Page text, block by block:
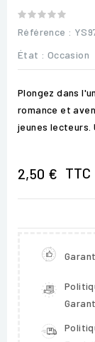
Référence :
État : Occasion
Plongez dans
romance et
jeunes lecteurs.
2,50 € TTC